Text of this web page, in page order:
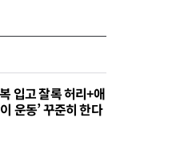
입고 잘록 허리+애
운동’ 꾸준히 한다